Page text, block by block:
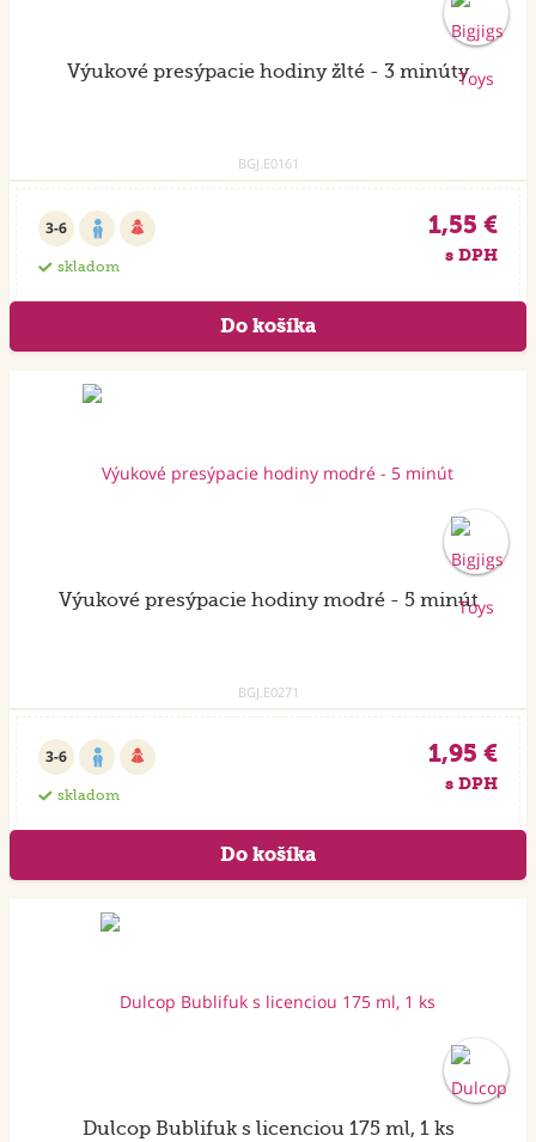
Výukové presýpacie hodiny žlté - 3 minúty
BGJ.E0161
3-6
skladom
1,55 €
s DPH
Výukové presýpacie hodiny modré - 5 minút
BGJ.E0271
3-6
skladom
1,95 €
s DPH
Dulcop Bublifuk s licenciou 175 ml, 1 ks